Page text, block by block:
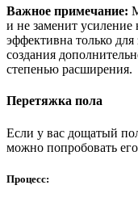
Важное примечание:
и не заменит
эффективна только
создания
степенью расширения.
Перетяжка пола
Если у вас дощатый
можно попробовать
Процесс: